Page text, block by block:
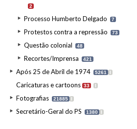
2
Processo Humberto Delgado 7
Protestos contra a repressão 73
Questão colonial 48
Recortes/Imprensa 421
Após 25 de Abril de 1974 5261 I
Caricaturas e cartoons 33 I
Fotografias 21885 I
Secretário-Geral do PS 1380 I